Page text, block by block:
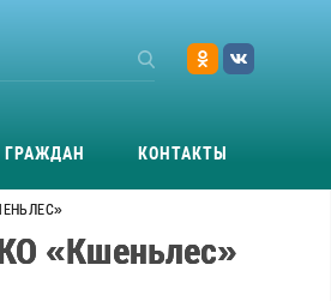
ГРАЖДАН КОНТАКТЫ
КО «Кшеньлес»